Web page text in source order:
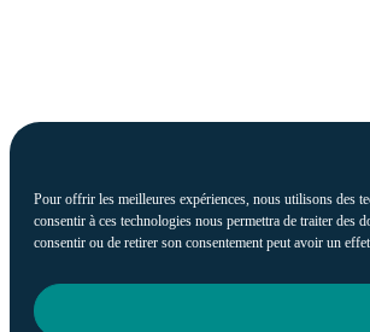
Pour offrir les meilleures expériences, nous utilisons des
consentir à ces technologies nous permettra de traiter des
consentir ou de retirer son consentement peut avoir un